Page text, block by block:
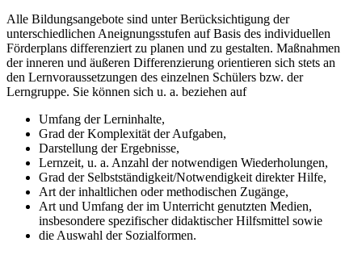
Alle Bildungsangebote sind unter Berücksichtigung der
unterschiedlichen Aneignungsstufen auf Basis des individuellen
Förderplans differenziert zu planen und zu gestalten. Maßnahmen
der inneren und äußeren Differenzierung orientieren sich stets an
den Lernvoraussetzungen des einzelnen Schülers bzw. der
Lerngruppe. Sie können sich u. a. beziehen auf
Umfang der Lerninhalte,
Grad der Komplexität der Aufgaben,
Darstellung der Ergebnisse,
Lernzeit, u. a. Anzahl der notwendigen Wiederholungen,
Grad der Selbstständigkeit/Notwendigkeit direkter Hilfe,
Art der inhaltlichen oder methodischen Zugänge,
Art und Umfang der im Unterricht genutzten Medien,
insbesondere spezifischer didaktischer Hilfsmittel sowie
die Auswahl der Sozialformen.